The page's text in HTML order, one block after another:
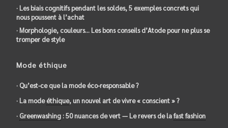
· Les biais cognitifs pendant les soldes, 5 exemples concrets qui
nous poussent à l’achat
· Morphologie, couleurs… Les bons conseils d’Atode pour ne plus se
tromper de style
Mode éthique
· Qu’est-ce que la mode éco-responsable ?
· La modeéthique, un nouvel art de vivre « conscient » ?
· Greenwashing : 50 nuances de vert — Le revers de lafast fashion